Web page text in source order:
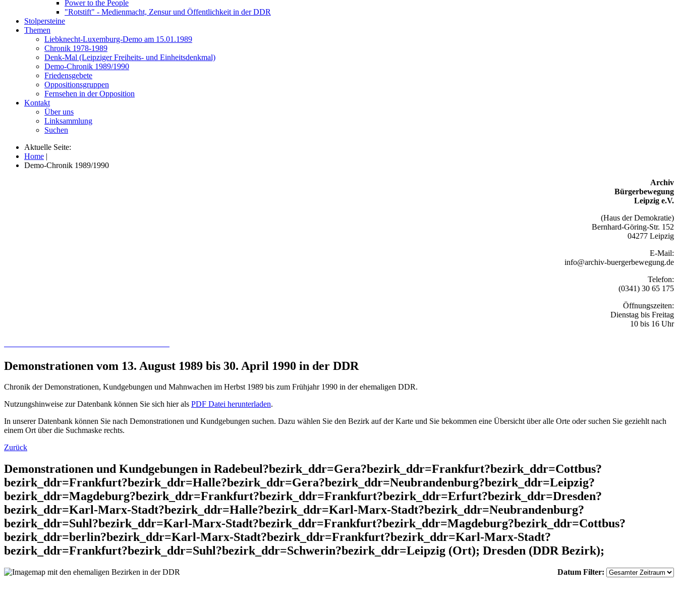
Power to the People
"Rotstift" - Medienmacht, Zensur und Öffentlichkeit in der DDR
Stolpersteine
Themen
Liebknecht-Luxemburg-Demo am 15.01.1989
Chronik 1978-1989
Denk-Mal (Leipziger Freiheits- und Einheitsdenkmal)
Demo-Chronik 1989/1990
Friedensgebete
Oppositionsgruppen
Fernsehen in der Opposition
Kontakt
Über uns
Linksammlung
Suchen
Aktuelle Seite:
Home |
Demo-Chronik 1989/1990
Archiv
Bürgerbewegung
Leipzig e.V.
(Haus der Demokratie)
Bernhard-Göring-Str. 152
04277 Leipzig
E-Mail:
info@archiv-buergerbewegung.de
Telefon:
(0341) 30 65 175
Öffnungszeiten:
Dienstag bis Freitag
10 bis 16 Uhr
Demonstrationen vom 13. August 1989 bis 30. April 1990 in der DDR
Chronik der Demonstrationen, Kundgebungen und Mahnwachen im Herbst 1989 bis zum Frühjahr 1990 in der ehemaligen DDR.
Nutzungshinweise zur Datenbank können Sie sich hier als PDF Datei herunterladen.
In unserer Datenbank können Sie nach Demonstrationen und Kundgebungen suchen. Dazu wählen Sie den Bezirk auf der Karte und Sie bekommen eine Übersicht über alle Orte oder suchen Sie geziehlt nach
einem Ort über die Suchmaske rechts.
Zurück
Demonstrationen und Kundgebungen in Radebeul?bezirk_ddr=Gera?bezirk_ddr=Frankfurt?bezirk_ddr=Cottbus?
bezirk_ddr=Frankfurt?bezirk_ddr=Halle?bezirk_ddr=Gera?bezirk_ddr=Neubrandenburg?bezirk_ddr=Leipzig?
bezirk_ddr=Magdeburg?bezirk_ddr=Frankfurt?bezirk_ddr=Frankfurt?bezirk_ddr=Erfurt?bezirk_ddr=Dresden?
bezirk_ddr=Karl-Marx-Stadt?bezirk_ddr=Halle?bezirk_ddr=Karl-Marx-Stadt?bezirk_ddr=Neubrandenburg?
bezirk_ddr=Suhl?bezirk_ddr=Karl-Marx-Stadt?bezirk_ddr=Frankfurt?bezirk_ddr=Magdeburg?bezirk_ddr=Cottbus?
bezirk_ddr=berlin?bezirk_ddr=Karl-Marx-Stadt?bezirk_ddr=Frankfurt?bezirk_ddr=Karl-Marx-Stadt?
bezirk_ddr=Frankfurt?bezirk_ddr=Suhl?bezirk_ddr=Schwerin?bezirk_ddr=Leipzig (Ort); Dresden (DDR Bezirk);
Datum Filter: